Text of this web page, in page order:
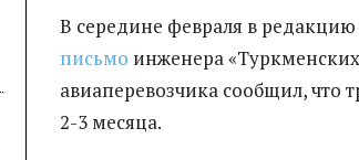
В середине февраля в
письмо инженера
авиаперевозчика сообщил, что
2-3 месяца.